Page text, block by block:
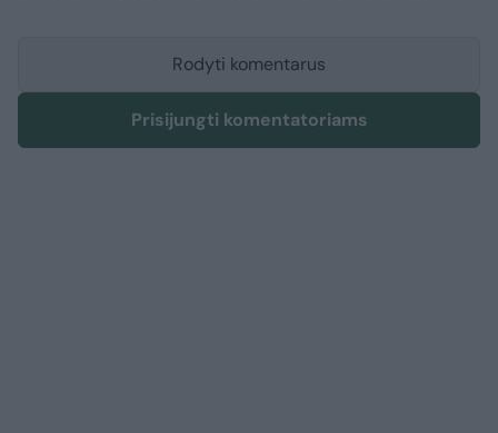
Rodyti komentarus
Prisijungti komentatoriams